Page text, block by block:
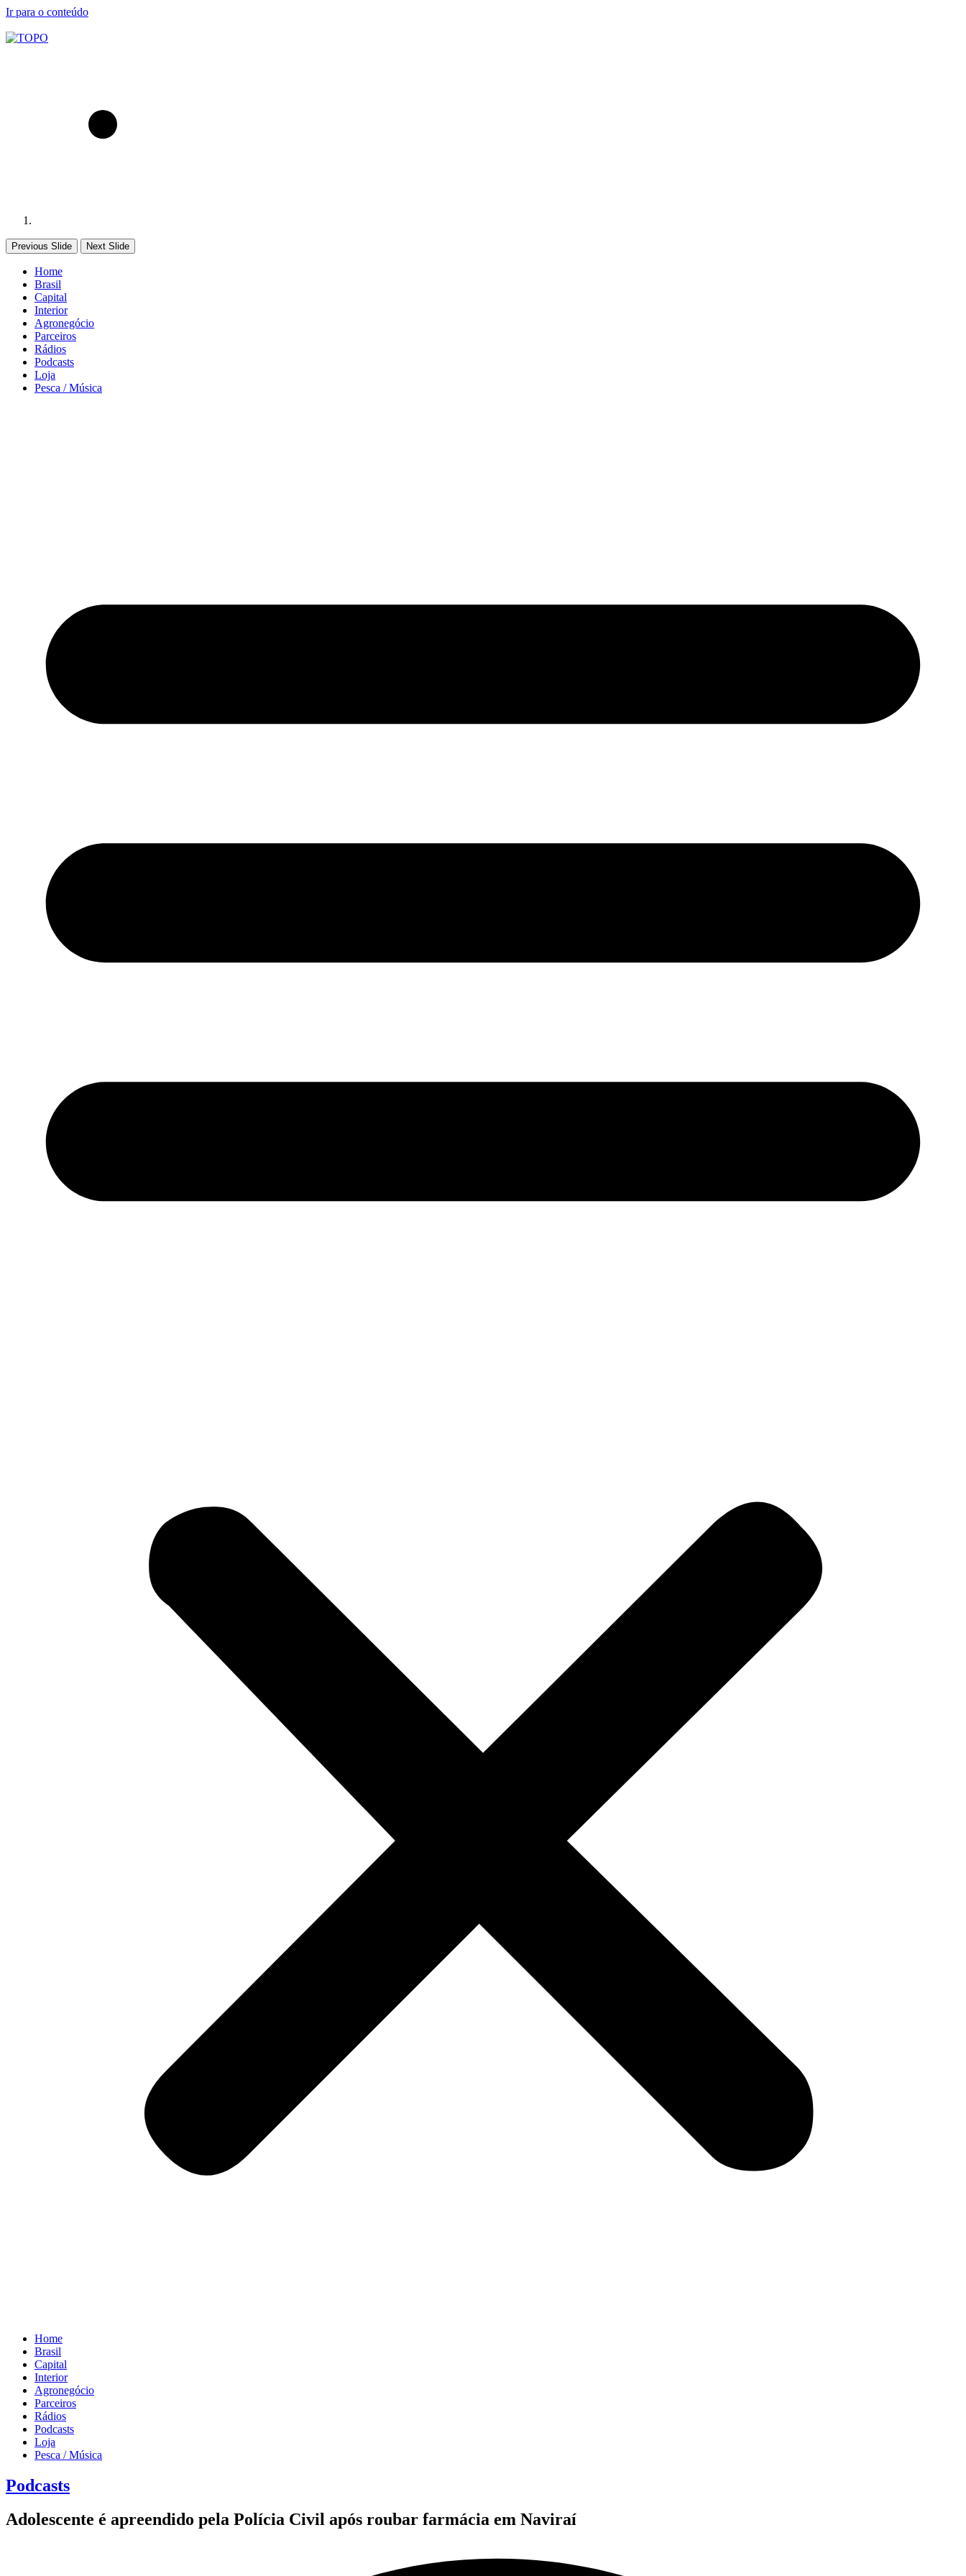
Ir para o conteúdo
Previous Slide Next Slide
Home
Brasil
Capital
Interior
Agronegócio
Parceiros
Rádios
Podcasts
Loja
Pesca / Música
Home
Brasil
Capital
Interior
Agronegócio
Parceiros
Rádios
Podcasts
Loja
Pesca / Música
Podcasts
Adolescente é apreendido pela Polícia Civil após roubar farmácia em Naviraí